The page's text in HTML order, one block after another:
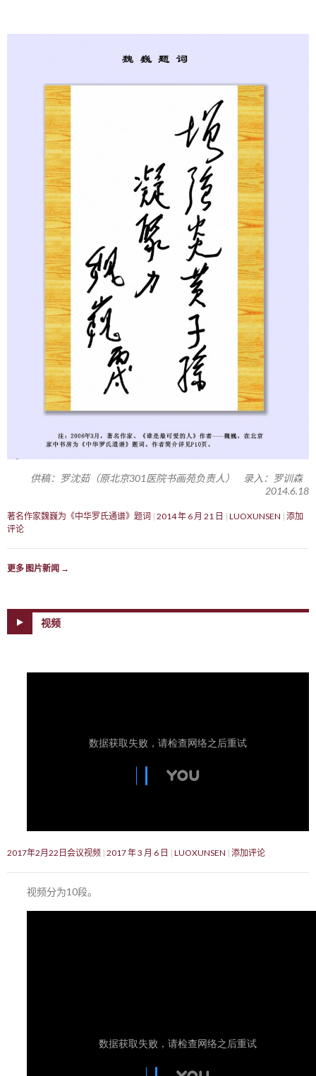
供稿：罗沈茹（原北京301医院书画苑负责人） 录入：罗训森
2014.6.18
著名作家魏巍为《中华罗氏通谱》题词 2014 年 6 月 21 日 LUOXUNSEN 添加
评论
更多 图片新闻 →
视频
2017年2月22日会议视频 2017 年 3 月 6 日 LUOXUNSEN 添加评论
视频分为10段。